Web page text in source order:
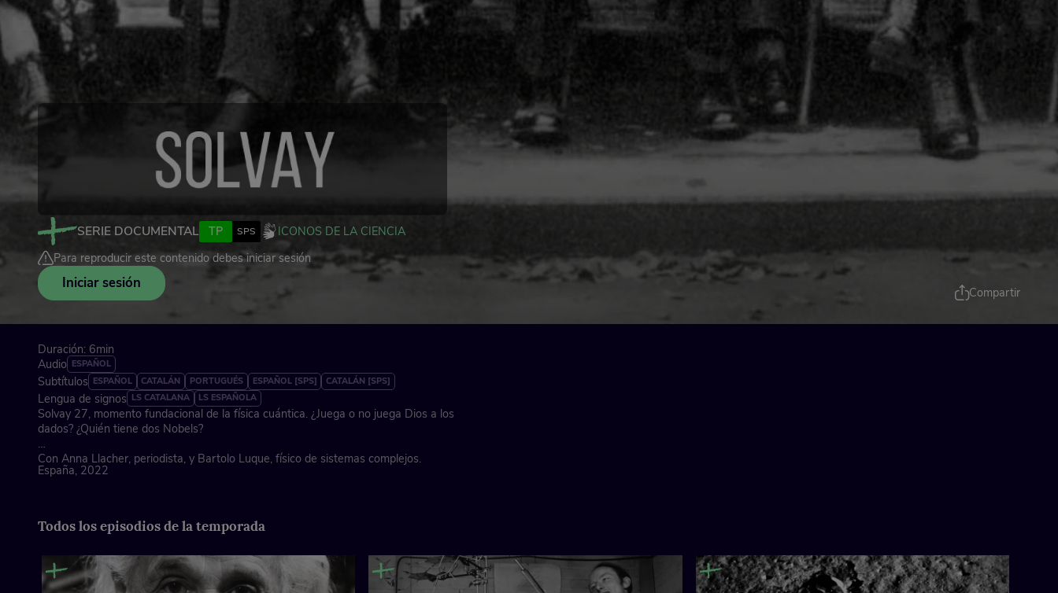
SERIE DOCUMENTAL TP SPS
ICONOS DE LA CIENCIA
Para reproducir este contenido debes iniciar sesión
Iniciar sesión
Compartir
Duración: 6min
Audio ESPAÑOL
Subtítulos ESPAÑOL CATALÁN PORTUGUÉS ESPAÑOL [SPS] CATALÁN [SPS]
Lengua de signos LS CATALANA LS ESPAÑOLA
Solvay 27, momento fundacional de la física cuántica. ¿Juega o no juega Dios a los
dados? ¿Quién tiene dos Nobels?
Con Anna Llacher, periodista, y Bartolo Luque, físico de sistemas complejos.
España, 2022
Todos los episodios de la temporada